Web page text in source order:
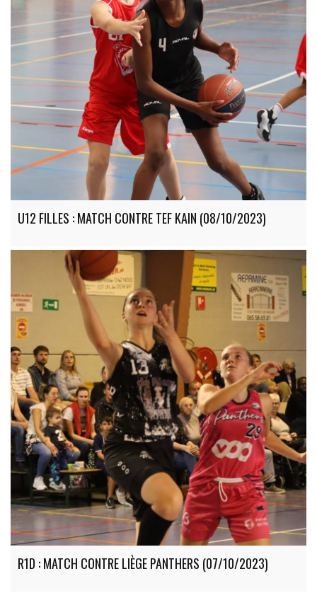
U12 FILLES : MATCH CONTRE TEF KAIN (08/10/2023)
R1D : MATCH CONTRE LIÈGE PANTHERS (07/10/2023)